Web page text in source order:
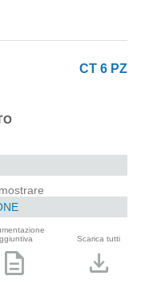
CT 6 PZ
description
Scarica tutti
download